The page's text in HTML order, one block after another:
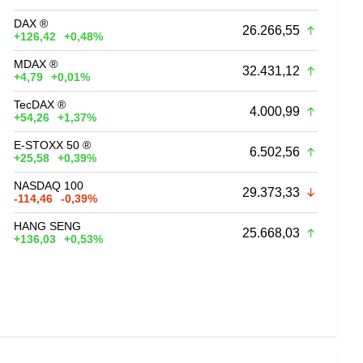
DAX ®
+126,42
+0,48% 26.266,55
MDAX ®
+4,79
+0,01% 32.431,12
TecDAX ®
+54,26
+1,37% 4.000,99
E-STOXX 50 ®
+25,58
+0,39% 6.502,56
NASDAQ 100
-114,46
-0,39% 29.373,33
HANG SENG
+136,03
+0,53% 25.668,03